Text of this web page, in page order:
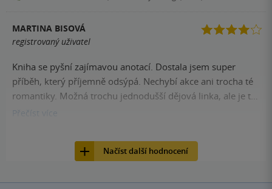
MARTINA BISOVÁ
registrovaný uživatel
Kniha se pyšní zajímavou anotací. Dostala jsem super
příběh, který příjemně odsýpá. Nechybí akce ani trocha té
romantiky. Možná trochu jednodušší dějová linka, ale je to
fajn odpočinkové čtení. Těším se na pokračování. :-)
Přečíst
Načíst další hodnocení